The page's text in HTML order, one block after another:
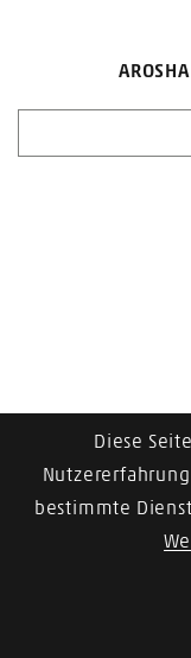
Diese
bestimmte